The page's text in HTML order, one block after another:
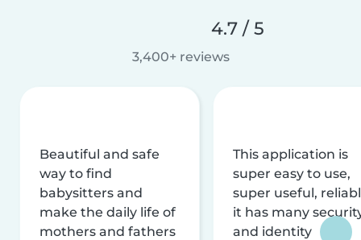
4.7 / 5
3,400+ reviews
Beautiful and safe
way to find
babysitters and
make the daily life of
mothers and fathers
This application is
super easy to use,
super useful,
it has many
and identity